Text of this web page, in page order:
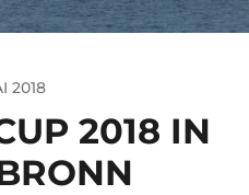
2018
2018 IN